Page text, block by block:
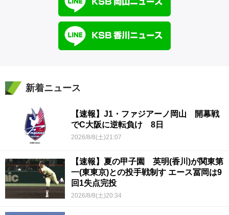
新着ニュース
【速報】J1・ファジアーノ岡山 開幕戦
でC大阪に逆転負け 8日
2026/8/8(土)21:07
【速報】夏の甲子園 英明(香川)が関東第
一(東東京)との投手戦制す エース冨岡は9
回1失点完投
2026/8/8(土)20:34